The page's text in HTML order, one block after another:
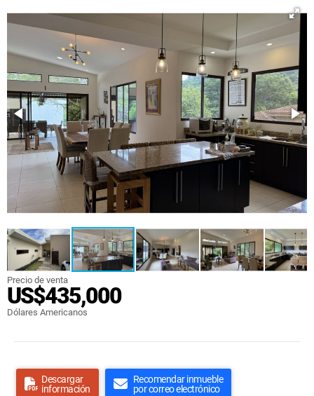
Precio de venta
US$435,000
Dólares Americanos
Descargar
información
Recomendar inmueble
por correo electrónico